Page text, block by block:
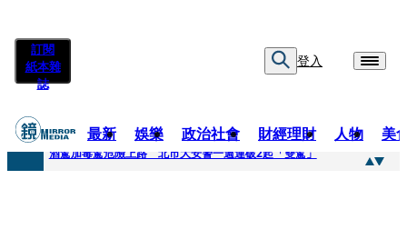
訂閱
紙本雜
誌
登入
最新 娛樂 政治社會 財經理財 人物 美
快訊
酒駕加毒駕危險上路 北市大安警一週連破2起「雙駕」